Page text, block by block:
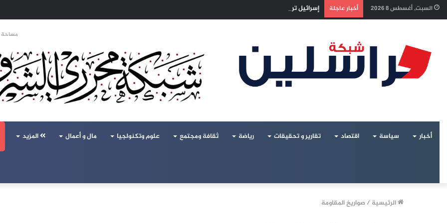
السبت, أغسطس 8 2026 أخبار عاجلة إسرائيل تراقب «اتفاق مكة» بقلق.. تحالف تركيا والسعودية وباكستان يفتح أسئلة جديدة حول ميزان القوى الإقليمي
مساحة
أخبار سياسة اقتصاد تقارير و تحقيقات رياضة ثقافة ومجتمع علوم وتكنولجيا مال و أعمال المزيد
الرئيسية /صواريخ المقاومة